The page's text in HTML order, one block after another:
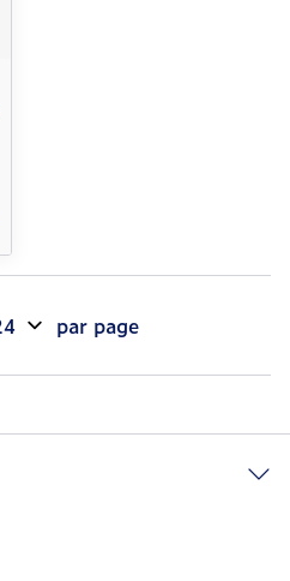
par page